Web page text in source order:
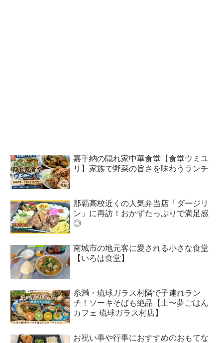
嘉手納の隠れ家中華食堂【食堂ウミユ
リ】家族で野菜の旨さを味わうランチ
那覇高校近くの人気弁当店「ダージリ
ン」に再訪！おかずたっぷりで満足感
◎
南城市の地元客に愛される小さな食堂
【いろは食堂】
糸満・琉球ガラス村隣で子連れラン
チ！ソーキそばも絶品【土〜夢ごはん
カフェ 琉球ガラス村店】
お祝い事や行事におすすめのおもてな